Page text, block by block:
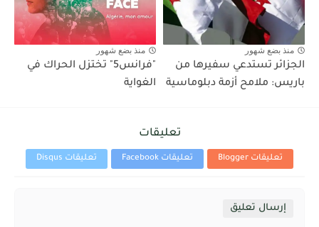
منذ بضع شهور
الجزائر تستدعي سفيرها من
باريس: ملامح أزمة دبلوماسية
منذ بضع شهور
"فرانس5" تختزل الحراك في
الغواية
تعليقات
تعليقات Blogger تعليقات Facebook تعليقات Disqus
إرسال تعليق